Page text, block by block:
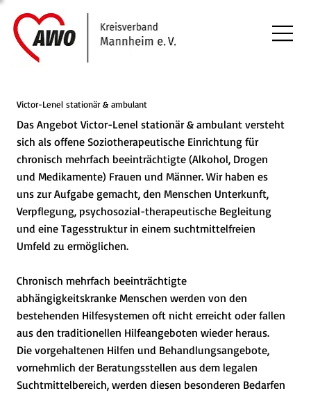
Victor-Lenel stationär & ambulant
Das Angebot Victor-Lenel stationär & ambulant versteht
sich als offene Soziotherapeutische Einrichtung für
chronisch mehrfach beeinträchtigte (Alkohol, Drogen
und Medikamente) Frauen und Männer. Wir haben es
uns zur Aufgabe gemacht, den Menschen Unterkunft,
Verpflegung, psychosozial-therapeutische Begleitung
und eine Tagesstruktur in einem suchtmittelfreien
Umfeld zu ermöglichen.
Chronisch mehrfach beeinträchtigte
abhängigkeitskranke Menschen werden von den
bestehenden Hilfesystemen oft nicht erreicht oder fallen
aus den traditionellen Hilfeangeboten wieder heraus.
Die vorgehaltenen Hilfen und Behandlungsangebote,
vornehmlich der Beratungsstellen aus dem legalen
Suchtmittelbereich, werden diesen besonderen Bedarfen